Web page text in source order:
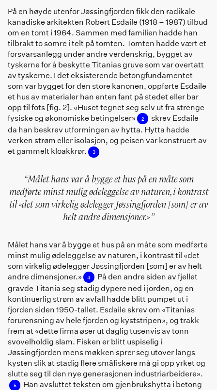
På en høyde utenfor Jøssingfjorden fikk den radikale
kanadiske arkitekten Robert Esdaile (1918 – 1987) tilbud
om en tomt i 1964. Sammen med familien hadde han
tilbrakt to somre i telt på tomten. Tomten hadde vært et
forsvarsanlegg under andre verdenskrig, bygget av
tyskerne for å beskytte Titanias gruve som var overtatt
av tyskerne. I det eksisterende betongfundamentet
som var bygget for den store kanonen, oppførte Esdaile
et hus av materialer han enten fant på stedet eller bar
opp til fots [fig. 2]. «Huset tegnet seg selv ut fra strenge
fysiske og økonomiske betingelser»
2
skrev Esdaile
da han beskrev utformingen av hytta. Hytta hadde
verken strøm eller isolasjon, og peisen var konstruert av
et gammelt kloakkrør.
3
Målet hans var å bygge et hus på en måte som
medførte minst mulig ødeleggelse av naturen, i kontrast
til «det som virkelig ødelegger Jøssingfjorden [som] er av
helt andre dimensjoner.»
Målet hans var å bygge et hus på en måte som medførte
minst mulig ødeleggelse av naturen, i kontrast til «det
som virkelig ødelegger Jøssingfjorden [som] er av helt
andre dimensjoner.»
4
På den andre siden av fjellet
gravde Titania seg stadig dypere ned i jorden, og en
kontinuerlig strøm av avfall hadde blitt pumpet ut i
fjorden siden 1950-tallet. Esdaile skrev om «Titanias
forurensning av hele fjorden og kyststripen», og trakk
frem at «dette firma øser ut daglig tusenvis av tonn
svovelholdig slam. Fisken er blitt uspiselig i
Jøssingfjorden mens møkken sprer seg utover langs
kysten slik at stadig flere småfiskere må gi opp yrket og
slutte seg til den nye generasjonen industriarbeidere».
5
Han avsluttet teksten om gjenbrukshytta i betong